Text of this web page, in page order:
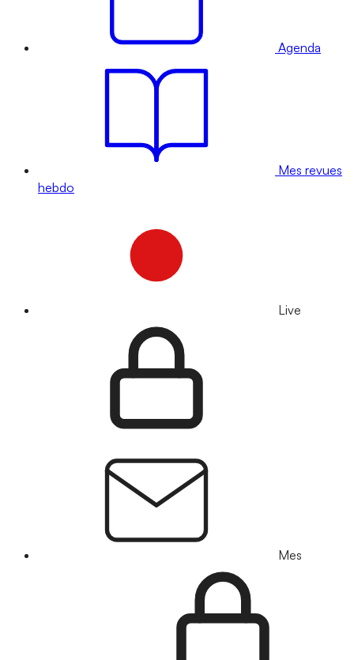
Agenda
Mes revues
hebdo
Live
Mes